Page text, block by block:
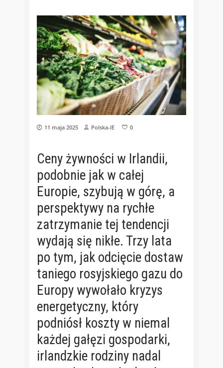
11 maja 2025 Polska-IE 0
Ceny żywności w Irlandii,
podobnie jak w całej
Europie, szybują w górę, a
perspektywy na rychłe
zatrzymanie tej tendencji
wydają się nikłe. Trzy lata
po tym, jak odcięcie dostaw
taniego rosyjskiego gazu do
Europy wywołało kryzys
energetyczny, który
podniósł koszty w niemal
każdej gałęzi gospodarki,
irlandzkie rodziny nadal